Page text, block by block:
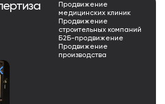
Продвижение
медицинских клиник
Продвижение
строительных компаний
Б2Б-продвижение
Продвижение
производства